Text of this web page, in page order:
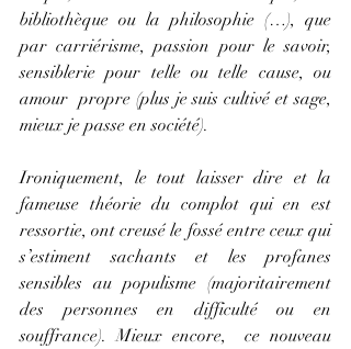
bibliothèque ou la philosophie (…), que
par carriérisme, passion pour le savoir,
sensiblerie pour telle ou telle cause, ou
amour  propre (plus je suis cultivé et sage,
mieux je passe en société).
Ironiquement, le tout laisser dire et la
fameuse théorie du complot qui en est
ressortie, ont creusé le fossé entre ceux qui
s’estiment sachants et les profanes
sensibles au populisme (majoritairement
des personnes en difficulté ou en
souffrance). Mieux encore,  ce nouveau